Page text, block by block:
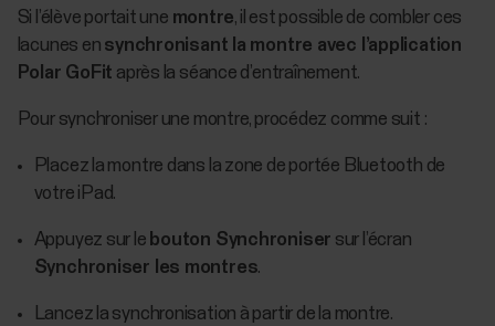
Si l’élève portait une montre, il est possible de combler ces
lacunes en synchronisant la montre avec l’application
Polar GoFit après la séance d’entraînement.
Pour synchroniser une montre, procédez comme suit :
Placez la montre dans la zone de portée Bluetooth de
votre iPad.
Appuyez sur le bouton Synchroniser sur l’écran
Synchroniser les montres.
Lancez la synchronisation à partir de la montre.